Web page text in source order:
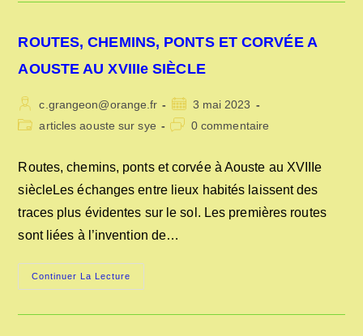
SIECLE
ROUTES, CHEMINS, PONTS ET CORVÉE A
AOUSTE AU XVIIIe SIÈCLE
Auteur/autrice
de
c.grangeon@orange.fr
Publication
publiée :
3 mai 2023
Postarticles aouste sur sye
Commentaires
publication :
0 commentaire
Routes, chemins, ponts et corvée à Aouste au XVIIIe
siècleLes échanges entre lieux habités laissent des
traces plus évidentes sur le sol. Les premières routes
sont liées à l’invention de…
Continuer La Lecture
CHEMINS,